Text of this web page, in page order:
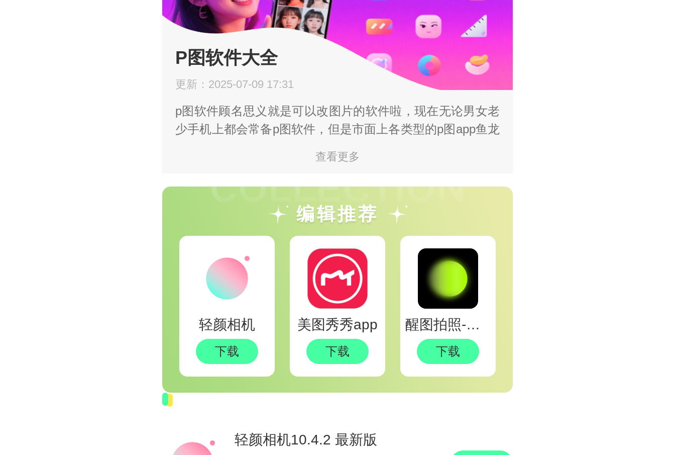
P图软件大全
更新：2025-07-09 17:31
p图软件顾名思义就是可以改图片的软件啦，现在无论男女老
少手机上都会常备p图软件，但是市面上各类型的p图app鱼龙
理了p图软件免费版大全，给大家筛选好用的p图软件已经p图
软件app排行榜前十名。
p图软件排行榜前十名的app分别为：
全能修图类：醒图（国内爆款），美图秀秀（国民级），
创意&特效类：PicsArt，VSCO，FaceApp（AI换脸）
AI黑科技类Remini，剪映（CapCut），Canva可画
按需求快速选择：自拍美颜：醒图、美图秀秀，专业调色：
Lightroom、VSCO，抠图合成：PicsArt、醒图，AI修复：
Remini、FaceApp，高效设计：Canva、剪映
查看更多
编辑推荐
轻颜相机
下载
美图秀秀app
下载
醒图拍照-修图-修live神器
下载
轻颜相机10.4.2 最新版